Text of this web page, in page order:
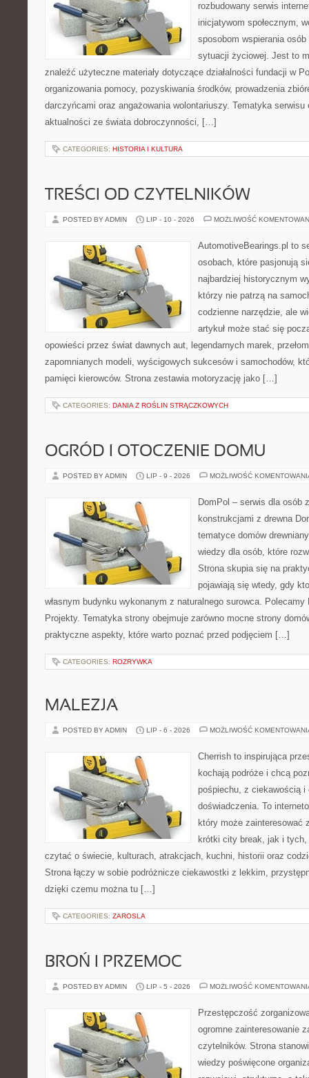
rozbudowany serwis
inicjatywom społecznym,
sposobom wspierania
sytuacji życiowej. Jest to
znaleźć użyteczne materiały dotyczące działalności fundacji w
organizowania pomocy, pozyskiwania środków, prowadzenia
darczyńcami oraz angażowania wolontariuszy. Tematyka
aktualności ze świata dobroczynności, […]
CATEGORIES: HISTORIA I KULTURA
TREŚCI OD CZYTELNIKÓW
POSTED BY ADMIN LIP - 10 - 2026 MOŻLIWOŚĆ
AutomotiveBearings.pl to
osobach, które pasjonują
najbardziej historycznym
którzy nie patrzą na
codzienne narzędzie, ale
artykuł może stać się
opowieści przez świat dawnych aut, legendarnych marek,
zapomnianych modeli, wyścigowych sukcesów i samochodów,
pamięci kierowców. Strona zestawia motoryzację jako […]
CATEGORIES: DANIA Z ROŚLIN STRĄCZKOWYCH
OGRÓD I OTOCZENIE DOMU
POSTED BY ADMIN LIP - 9 - 2026 MOŻLIWOŚĆ
DomPol – serwis dla osób
konstrukcjami z drewna
tematyce domów
wiedzy dla osób, które
Strona skupia się na
pojawiają się wtedy, gdy
własnym budynku wykonanym z naturalnego surowca.
Projekty. Tematyka strony obejmuje zarówno mocne strony
praktyczne aspekty, które warto poznać przed podjęciem […]
CATEGORIES: ROZRYWKA
MALEZJA
POSTED BY ADMIN LIP - 6 - 2026 MOŻLIWOŚĆ
Cherrish to inspirująca
kochają podróże i chcą
pośpiechu, z ciekawością i
doświadczenia. To
który może zainteresować
krótki city break, jak i
czytać o świecie, kulturach, atrakcjach, kuchni, historii oraz
Strona łączy w sobie podróżnicze ciekawostki z lekkim,
dzięki czemu można tu […]
CATEGORIES: ZAROSLA
BROŃ I PRZEMOC
POSTED BY ADMIN LIP - 5 - 2026 MOŻLIWOŚĆ
Przestępczość
ogromne zainteresowanie
czytelników. Strona
wiedzy poświęcone